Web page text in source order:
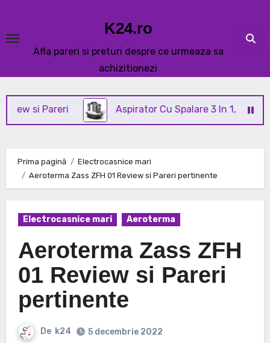
content
K24.ro
Afla pareri si preturi despre ce urmeaza sa
achizitionezi
Pareri Aspirator Cu Spalare 3 In 1, SeveShop®
Prima pagină
Electrocasnice mari
Aeroterma Zass ZFH 01 Review si Pareri pertinente
Electrocasnice mari Aeroterma
Aeroterma Zass ZFH
01 Review si Pareri
pertinente
De k24 5 decembrie 2022